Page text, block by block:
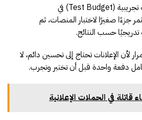
ضع ميزانية تجريبية (Test Budget) في
جزءًا صغيرًا لاختبار المنصات، ثم
تدريجيًا حسب النتائج.
لأن الإعلانات تحتاج إلى تحسين دائم، لا
دفعة واحدة قبل أن تختبر وتجرب.